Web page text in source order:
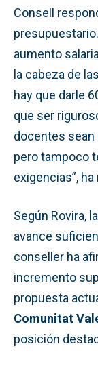
Consell
aumento
la cabeza de
hay que darle
que ser
docentes sean
pero tampoco
exigencias”,
Según Rovira,
avance
conseller ha
incremento
propuesta
Comunitat
posición